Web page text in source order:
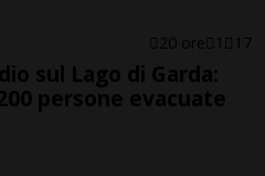
20 ore 1 17
sul Lago di Garda:
persone evacuate